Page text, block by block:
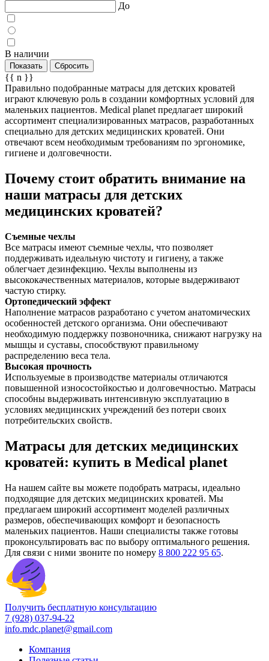
До
В наличии
Показать Сбросить
{{ n }}
Правильно подобранные матрасы для детских кроватей
играют ключевую роль в создании комфортных условий для
маленьких пациентов. Medical planet предлагает широкий
ассортимент специализированных матрасов, разработанных
специально для детских медицинских кроватей. Они
отвечают всем необходимым требованиям по эргономике,
гигиене и долговечности.
Почему стоит обратить внимание на
наши матрасы для детских
медицинских кроватей?
Съемные чехлы
Все матрасы имеют съемные чехлы, что позволяет
поддерживать идеальную чистоту и гигиену, а также
облегчает дезинфекцию. Чехлы выполнены из
высококачественных материалов, которые выдерживают
частую стирку.
Ортопедический эффект
Наполнение матрасов разработано с учетом анатомических
особенностей детского организма. Они обеспечивают
необходимую поддержку позвоночника, снижают нагрузку на
мышцы и суставы, способствуют правильному
распределению веса тела.
Высокая прочность
Используемые в производстве материалы отличаются
повышенной износостойкостью и долговечностью. Матрасы
способны выдерживать интенсивную эксплуатацию в
условиях медицинских учреждений без потери своих
потребительских свойств.
Матрасы для детских медицинских
кроватей: купить в Medical planet
На нашем сайте вы можете подобрать матрасы, идеально
подходящие для детских медицинских кроватей. Мы
предлагаем широкий ассортимент моделей различных
размеров, обеспечивающих комфорт и безопасность
маленьких пациентов. Наши специалисты также готовы
проконсультировать вас по выбору оптимального решения.
Для связи с ними звоните по номеру 8 800 222 95 65.
Получить бесплатную консультацию
7 (928) 037-94-22
info.mdc.planet@gmail.com
Компания